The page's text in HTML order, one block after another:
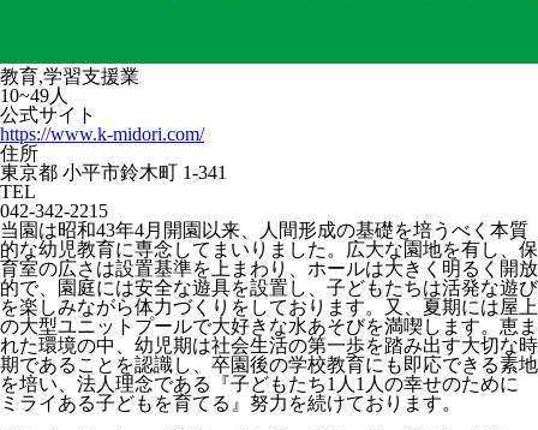
教育,学習支援業
10~49人
公式サイト
https://www.k-midori.com/
住所
東京都 小平市鈴木町 1-341
TEL
042-342-2215
当園は昭和43年4月開園以来、人間形成の基礎を培うべく本質
的な幼児教育に専念してまいりました。広大な園地を有し、保
育室の広さは設置基準を上まわり、ホールは大きく明るく開放
的で、園庭には安全な遊具を設置し、子どもたちは活発な遊び
を楽しみながら体力づくりをしております。又、夏期には屋上
の大型ユニットプールで大好きな水あそびを満喫します。恵ま
れた環境の中、幼児期は社会生活の第一歩を踏み出す大切な時
期であることを認識し、卒園後の学校教育にも即応できる素地
を培い、法人理念である『子どもたち1人1人の幸せのために
ミライある子どもを育てる』努力を続けております。